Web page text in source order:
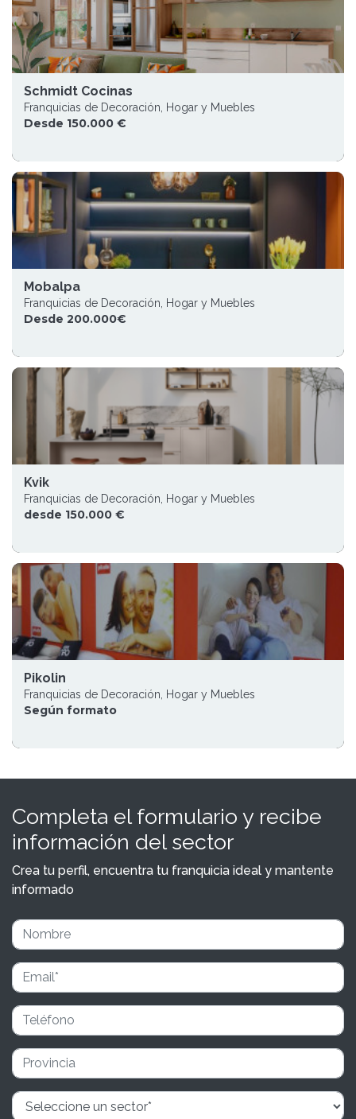
Schmidt Cocinas
Franquicias de Decoración, Hogar y Muebles
Desde 150.000 €
Mobalpa
Franquicias de Decoración, Hogar y Muebles
Desde 200.000€
Kvik
Franquicias de Decoración, Hogar y Muebles
desde 150.000 €
Pikolin
Franquicias de Decoración, Hogar y Muebles
Según formato
Completa el formulario y recibe
información del sector
Crea tu perfil, encuentra tu franquicia ideal y mantente
informado